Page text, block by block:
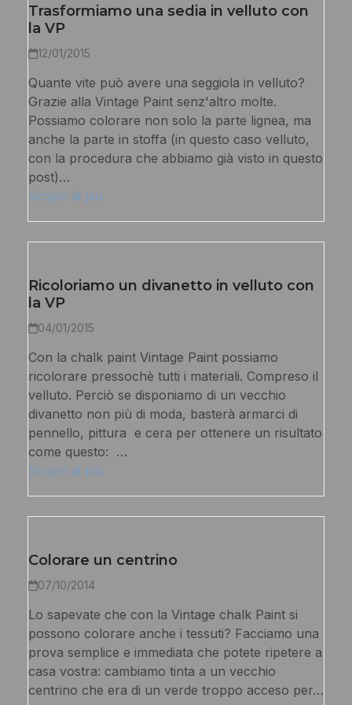
Trasformiamo una sedia in velluto con
la VP
12/01/2015
Quante vite può avere una seggiola in velluto?
Grazie alla Vintage Paint senz'altro molte.
Possiamo colorare non solo la parte lignea, ma
anche la parte in stoffa (in questo caso velluto,
con la procedura che abbiamo già visto in questo
post)…
Scopri di più
Ricoloriamo un divanetto in velluto con
la VP
04/01/2015
Con la chalk paint Vintage Paint possiamo
ricolorare pressochè tutti i materiali. Compreso il
velluto. Perciò se disponiamo di un vecchio
divanetto non più di moda, basterà armarci di
pennello, pittura e cera per ottenere un risultato
come questo: …
Scopri di più
Colorare un centrino
07/10/2014
Lo sapevate che con la Vintage chalk Paint si
possono colorare anche i tessuti? Facciamo una
prova semplice e immediata che potete ripetere a
casa vostra: cambiamo tinta a un vecchio
centrino che era di un verde troppo acceso per…